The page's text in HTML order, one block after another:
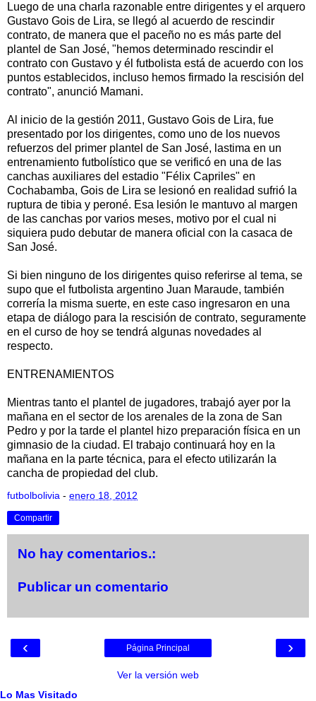
Luego de una charla razonable entre dirigentes y el arquero
Gustavo Gois de Lira, se llegó al acuerdo de rescindir
contrato, de manera que el paceño no es más parte del
plantel de San José, "hemos determinado rescindir el
contrato con Gustavo y él futbolista está de acuerdo con los
puntos establecidos, incluso hemos firmado la rescisión del
contrato", anunció Mamani.
Al inicio de la gestión 2011, Gustavo Gois de Lira, fue
presentado por los dirigentes, como uno de los nuevos
refuerzos del primer plantel de San José, lastima en un
entrenamiento futbolístico que se verificó en una de las
canchas auxiliares del estadio "Félix Capriles" en
Cochabamba, Gois de Lira se lesionó en realidad sufrió la
ruptura de tibia y peroné. Esa lesión le mantuvo al margen
de las canchas por varios meses, motivo por el cual ni
siquiera pudo debutar de manera oficial con la casaca de
San José.
Si bien ninguno de los dirigentes quiso referirse al tema, se
supo que el futbolista argentino Juan Maraude, también
correría la misma suerte, en este caso ingresaron en una
etapa de diálogo para la rescisión de contrato, seguramente
en el curso de hoy se tendrá algunas novedades al
respecto.
ENTRENAMIENTOS
Mientras tanto el plantel de jugadores, trabajó ayer por la
mañana en el sector de los arenales de la zona de San
Pedro y por la tarde el plantel hizo preparación física en un
gimnasio de la ciudad. El trabajo continuará hoy en la
mañana en la parte técnica, para el efecto utilizarán la
cancha de propiedad del club.
futbolbolivia - enero 18, 2012
Compartir
No hay comentarios.:
Publicar un comentario
‹ ›
Página Principal
Ver la versión web
Lo Mas Visitado